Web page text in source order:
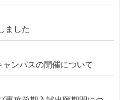
ました
ンパスの開催について